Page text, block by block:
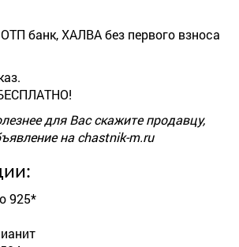
банк, ХАЛВА без первого взноса
для Вас скажите продавцу,
на chastnik-m.ru
925*